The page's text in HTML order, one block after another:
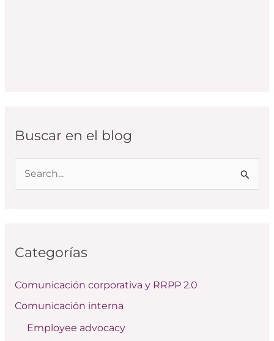
Buscar en el blog
a
p
o
Categorías
Comunicación corporativa y RRPP 2.0
Comunicación interna
Employee advocacy